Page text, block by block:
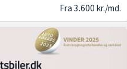
Fra 3.600 kr./md.